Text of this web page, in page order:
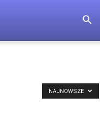
NAJNOWSZE